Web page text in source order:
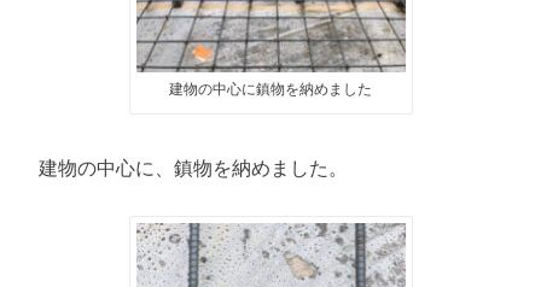
建物の中心に鎮物を納めました
建物の中心に、鎮物を納めました。